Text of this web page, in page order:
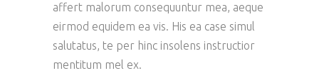
affert malorum consequuntur mea, aeque
eirmod equidem ea vis. His ea case simul
salutatus, te per hinc insolens instructior
mentitum mel ex.